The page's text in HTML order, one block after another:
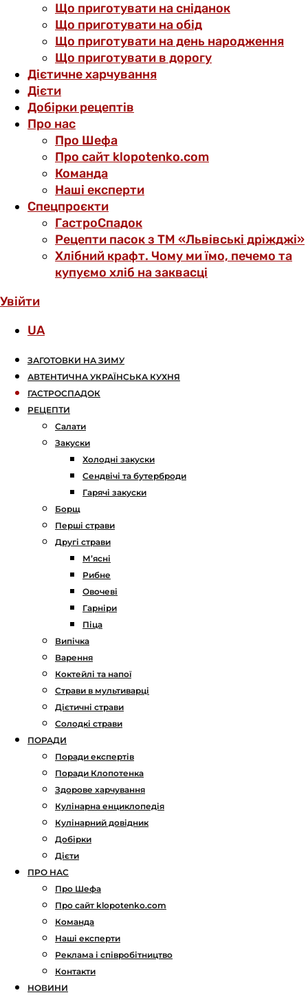
Що приготувати на сніданок
Що приготувати на обід
Що приготувати на день народження
Що приготувати в дорогу
Дієтичне харчування
Дієти
Добірки рецептів
Про нас
Про Шефа
Про сайт klopotenko.com
Команда
Наші експерти
Спецпроєкти
ГастроСпадок
Рецепти пасок з ТМ «Львівські дріжджі»
Хлібний крафт. Чому ми їмо, печемо та
купуємо хліб на заквасці
Увійти
UA
ЗАГОТОВКИ НА ЗИМУ
АВТЕНТИЧНА УКРАЇНСЬКА КУХНЯ
ГАСТРОСПАДОК
РЕЦЕПТИ
Салати
Закуски
Холодні закуски
Сендвічі та бутерброди
Гарячі закуски
Борщ
Перші страви
Другі страви
М’ясні
Рибне
Овочеві
Гарніри
Піца
Випічка
Варення
Коктейлі та напої
Страви в мультиварці
Дієтичні страви
Солодкі страви
ПОРАДИ
Поради експертів
Поради Клопотенка
Здорове харчування
Кулінарна енциклопедія
Кулінарний довідник
Добірки
Дієти
ПРО НАС
Про Шефа
Про сайт klopotenko.com
Команда
Наші експерти
Реклама і співробітництво
Контакти
НОВИНИ